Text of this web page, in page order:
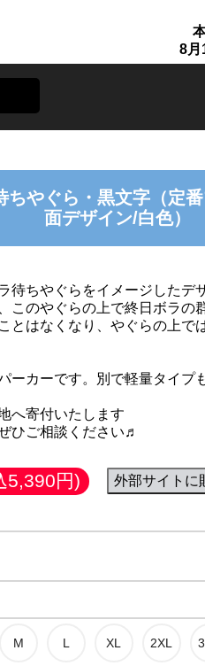
8月
ちやぐら・黒文字（定
面デザイン/白色）
待ちやぐらをイメージしたデ
このやぐらの上で終日ボラの
とはなくなり、やぐらの上で
ーカーです。別で軽量タイプ
へ寄付いたします
ひご相談ください♬
5,390円) 外部サイトに